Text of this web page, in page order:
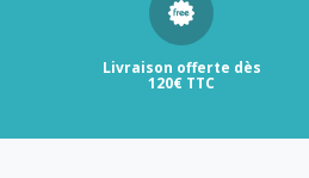
Livraison offerte dès
120€ TTC